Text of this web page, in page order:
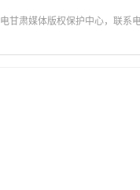
甘肃媒体版权保护中心，联系